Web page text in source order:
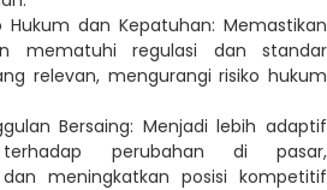
Hukum dan Kepatuhan: Memastikan
mematuhi regulasi dan standar
relevan, mengurangi risiko hukum
Bersaing: Menjadi lebih adaptif
perubahan di pasar,
meningkatkan posisi kompetitif